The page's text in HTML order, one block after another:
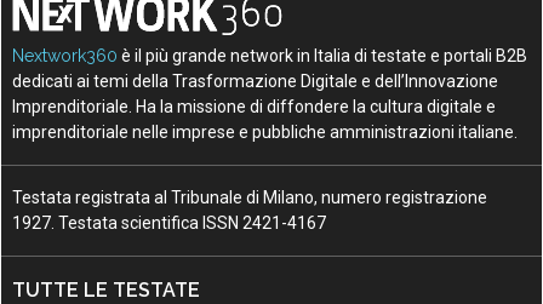
Nextwork360 è il più grande network in Italia di testate e portali B2B
dedicati ai temi della Trasformazione Digitale e dell’Innovazione
Imprenditoriale. Ha la missione di diffondere la cultura digitale e
imprenditoriale nelle imprese e pubbliche amministrazioni italiane.
Testata registrata al Tribunale di Milano, numero registrazione
1927. Testata scientifica ISSN 2421-4167
TUTTE LE TESTATE